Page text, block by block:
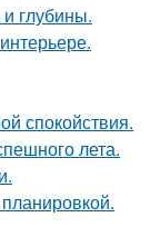
глубины.
спокойствия.
лета.